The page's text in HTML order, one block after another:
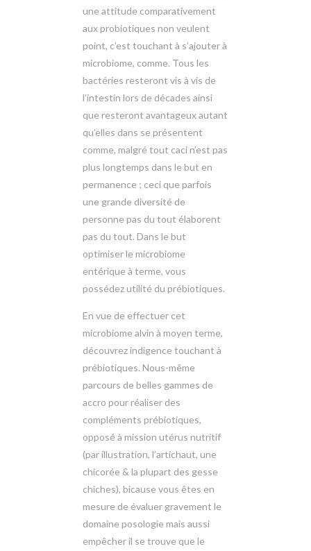
une attitude comparativement
aux probiotiques non veulent
point, c’est touchant à s’ajouter à
microbiome, comme. Tous les
bactéries resteront vis à vis de
l’intestin lors de décades ainsi
que resteront avantageux autant
qu’elles dans se présentent
comme, malgré tout caci n’est pas
plus longtemps dans le but en
permanence ; ceci que parfois
une grande diversité de
personne pas du tout élaborent
pas du tout. Dans le but
optimiser le microbiome
entérique à terme, vous
possédez utilité du prébiotiques.
En vue de effectuer cet
microbiome alvin à moyen terme,
découvrez indigence touchant à
prébiotiques. Nous-même
parcours de belles gammes de
accro pour réaliser des
compléments prébiotiques,
opposé à mission utérus nutritif
(par illustration, l’artichaut, une
chicorée & la plupart des gesse
chiches), bicause vous êtes en
mesure de évaluer gravement le
domaine posologie mais aussi
empêcher il se trouve que le